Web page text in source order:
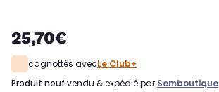
25,70€
cagnottés avecLe Club+
produit neuf vendu & expédié par Semboutique